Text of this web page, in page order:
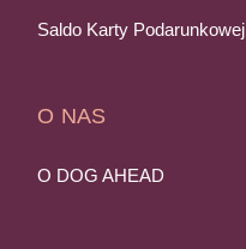
Saldo Karty Podarunkowej
O NAS
O DOG AHEAD